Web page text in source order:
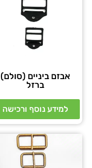
אבזם ביניים (סולם)
ברזל
למידע נוסף ורכישה